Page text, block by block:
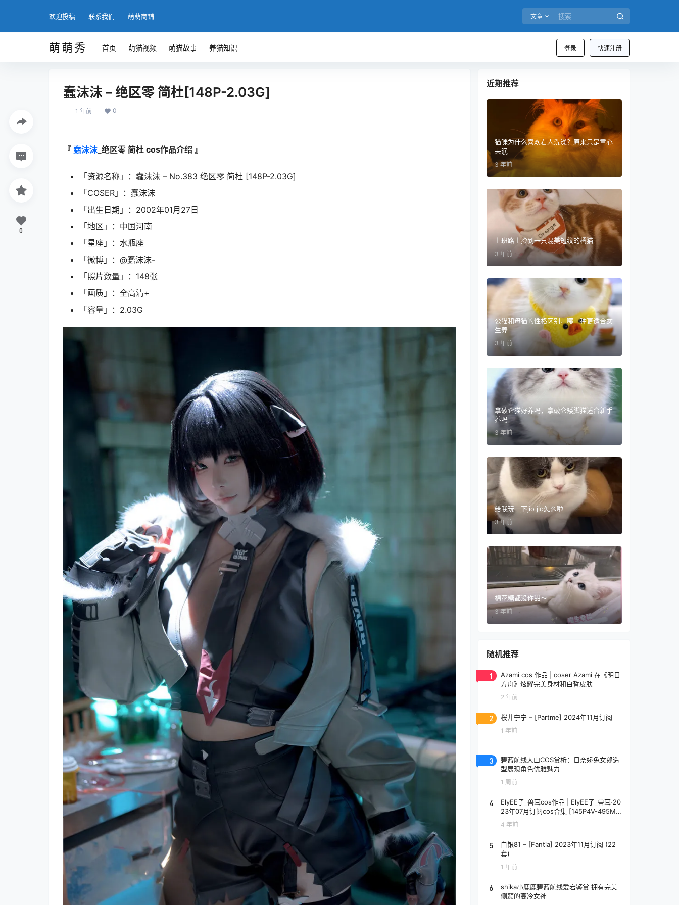
欢迎投稿 联系我们 萌萌商铺 文章
萌萌秀 登录 快速注册
首页 萌猫视频 萌猫故事 养猫知识
蠢沫沫 – 绝区零 简杜[148P-2.03G]
1 年前 0
『 蠢沫沫 _绝区零 简杜 cos作品介绍 』
「资源名称」：蠢沫沫 – No.383 绝区零 简杜 [148P-2.03G]
「COSER」：蠢沫沫
「出生日期」：2002年01月27日
「地区」：中国河南
「星座」：水瓶座
「微博」：@蠢沫沫-
「照片数量」：148张
「画质」：全高清+
「容量」：2.03G
0
近期推荐
猫咪为什么喜欢看人洗澡？原来只是童心
未泯
3 年前
上班路上捡到一只混美短纹的橘猫
3 年前
公猫和母猫的性格区别，哪一种更适合女
生养
3 年前
拿破仑猫好养吗，拿破仑矮脚猫适合新手
养吗
3 年前
给我玩一下jio jio怎么啦
3 年前
棉花糖都没你甜～
3 年前
随机推荐
1
Azami cos 作品 | coser Azami 在《明日
方舟》炫耀完美身材和白皙皮肤
2 年前
2 桜井宁宁 – [Partme] 2024年11月订阅
1 年前
3
碧蓝航线大山COS赏析：日奈娇兔女郎造
型展现角色优雅魅力
1 周前
4
ElyEE子_兽耳cos作品 | ElyEE子_兽耳·20
23年07月订阅cos合集 [145P4V-495M
4 年前
5
白银81 – [Fantia] 2023年11月订阅 (22
套)
1 年前
6
shika小鹿鹿碧蓝航线爱宕鉴赏 拥有完美
侧颜的高冷女神